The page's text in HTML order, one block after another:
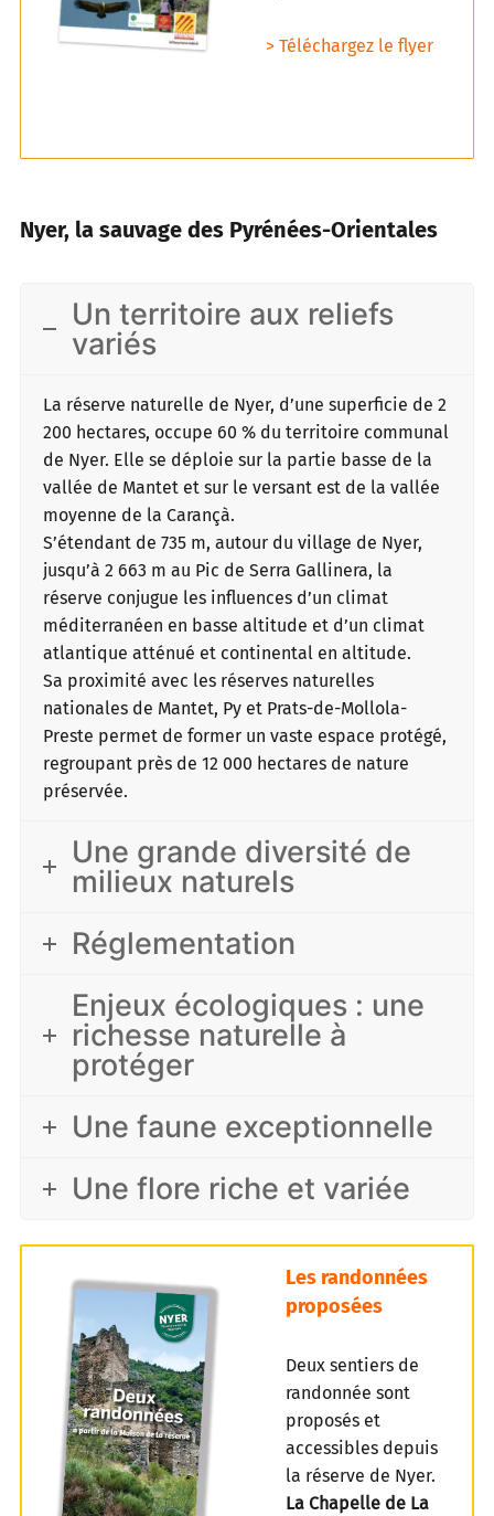
> Téléchargez le flyer
Nyer, la sauvage des Pyrénées-Orientales
Un territoire aux reliefs
variés
La réserve naturelle de Nyer, d’une superficie de 2
200 hectares, occupe 60 % du territoire communal
de Nyer. Elle se déploie sur la partie basse de la
vallée de Mantet et sur le versant est de la vallée
moyenne de la Carançà.
S’étendant de 735 m, autour du village de Nyer,
jusqu’à 2 663 m au Pic de Serra Gallinera, la
réserve conjugue les influences d’un climat
méditerranéen en basse altitude et d’un climat
atlantique atténué et continental en altitude.
Sa proximité avec les réserves naturelles
nationales de Mantet, Py et Prats-de-Mollola-
Preste permet de former un vaste espace protégé,
regroupant près de 12 000 hectares de nature
préservée.
Une grande diversité de
milieux naturels
Réglementation
Enjeux écologiques : une
richesse naturelle à
protéger
Une faune exceptionnelle
Une flore riche et variée
Les randonnées
proposées
Deux sentiers de
randonnée sont
proposés et
accessibles depuis
la réserve de Nyer.
La Chapelle de La